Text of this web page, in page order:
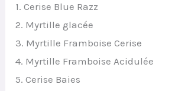
1. Cerise Blue Razz
2. Myrtille glacée
3. Myrtille Framboise Cerise
4. Myrtille Framboise Acidulée
5. Cerise Baies